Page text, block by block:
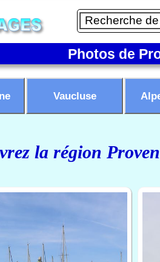
Photos de
Vaucluse
la région